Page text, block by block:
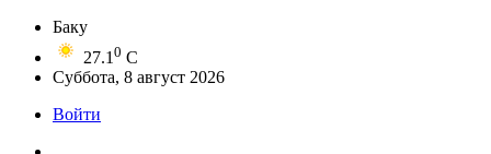
Баку
27.1 0 C
Суббота, 8 август 2026
Войти